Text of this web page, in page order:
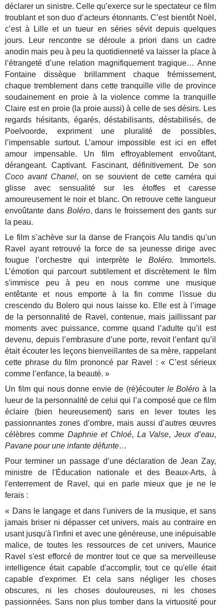
déclarer un sinistre. Celle qu’exerce sur le spectateur ce film
troublant et son duo d’acteurs étonnants. C’est bientôt Noël,
c’est à Lille et un tueur en séries sévit depuis quelques
jours. Leur rencontre se déroule a priori dans un cadre
anodin mais peu à peu la quotidienneté va laisser la place à
l’étrangeté d’une relation magnifiquement tragique… Anne
Fontaine dissèque brillamment chaque frémissement,
chaque tremblement dans cette tranquille ville de province
soudainement en proie à la violence comme la tranquille
Claire est en proie (la proie aussi) à celle de ses désirs. Les
regards hésitants, égarés, déstabilisants, déstabilisés, de
Poelvoorde, expriment une pluralité de possibles,
l’impensable surtout. L’amour impossible est ici en effet
amour impensable. Un film effroyablement envoûtant,
dérangeant. Captivant. Fascinant, définitivement. De son
Coco avant Chanel, on se souvient de cette caméra qui
glisse avec sensualité sur les étoffes et caresse
amoureusement le noir et blanc. On retrouve cette langueur
envoûtante dans Boléro, dans le froissement des gants sur
la peau.
Le film s’achève sur la danse de François Alu tandis qu’un
Ravel ayant retrouvé la force de sa jeunesse dirige avec
fougue l’orchestre qui interprète l e Boléro. Immortels.
L’émotion qui parcourt subtilement et discrètement le film
s'immisce peu à peu en nous comme une musique
entêtante et nous emporte à la fin comme l'issue du
crescendo du Bolero qui nous laisse ko. Elle est à l’image
de la personnalité de Ravel, contenue, mais jaillissant par
moments avec puissance, comme quand l’adulte qu’il est
devenu, depuis l’embrasure d’une porte, revoit l’enfant qu’il
était écouter les leçons bienveillantes de sa mère, rappelant
cette phrase du film prononcé par Ravel : « C’est sérieux
comme l’enfance, la beauté. »
Un film qui nous donne envie de (ré)écouter le Boléro à la
lueur de la personnalité de celui qui l’a composé que ce film
éclaire (bien heureusement) sans en lever toutes les
passionnantes zones d’ombre, mais aussi d’autres œuvres
célèbres comme Daphnie et Chloé, La Valse,Jeux d’eau,
Pavane pour une infante défunte…
Pour terminer un passage d’une déclaration de Jean Zay,
ministre de l'Éducation nationale et des Beaux-Arts, à
l'enterrement de Ravel, qui en parle mieux que je ne le
ferais :
« Dans le langage et dans l'univers de la musique, et sans
jamais briser ni dépasser cet univers, mais au contraire en
usant jusqu'à l'infini et avec une généreuse, une inépuisable
malice, de toutes les ressources de cet univers, Maurice
Ravel s'est efforcé de montrer tout ce que sa merveilleuse
intelligence était capable d'accomplir, tout ce qu'elle était
capable d'exprimer. Et cela sans négliger les choses
obscures, ni les choses douloureuses, ni les choses
passionnées. Sans non plus tomber dans la virtuosité pour